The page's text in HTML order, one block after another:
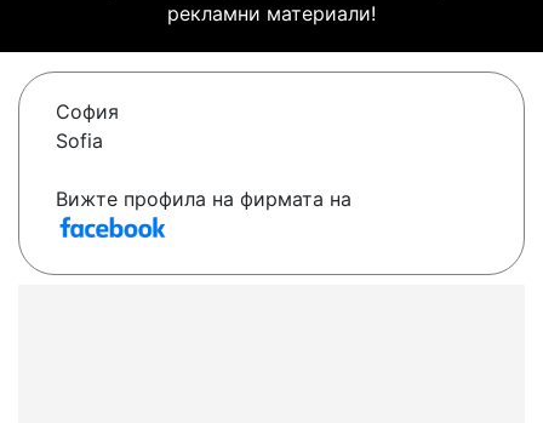
рекламни материали!
София
Sofia
Вижте профила на фирмата на